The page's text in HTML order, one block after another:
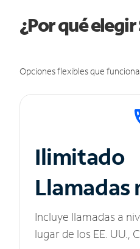
¿Por qué
Opciones flexibles que
Ilimitado
Llamadas
Incluye llamadas a
lugar de los EE. UU.,